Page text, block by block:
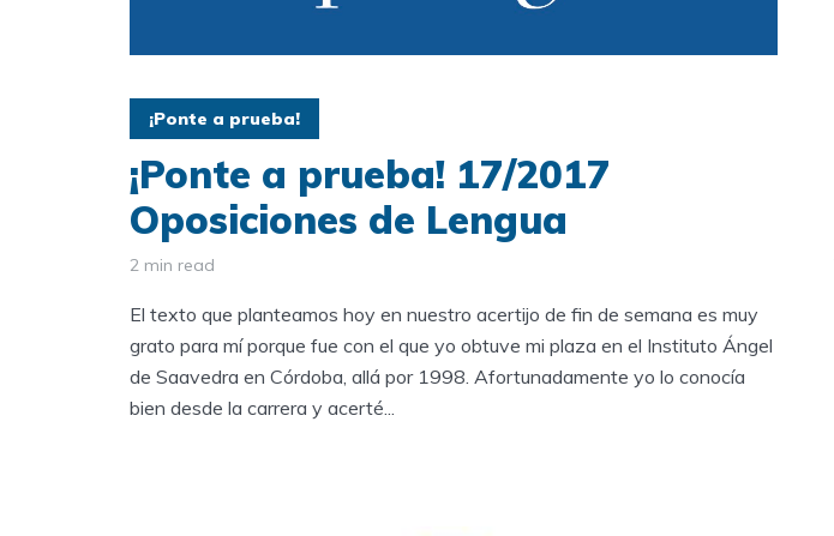
¡Ponte a prueba!
¡Ponte a prueba! 17/2017
Oposiciones de Lengua
2 min read
El texto que planteamos hoy en nuestro acertijo de fin de semana es muy
grato para mí porque fue con el que yo obtuve mi plaza en el Instituto Ángel
de Saavedra en Córdoba, allá por 1998. Afortunadamente yo lo conocía
bien desde la carrera y acerté...